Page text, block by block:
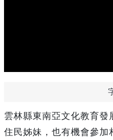
雲林縣東南亞文化教育
住民姊妹，也有機會參加